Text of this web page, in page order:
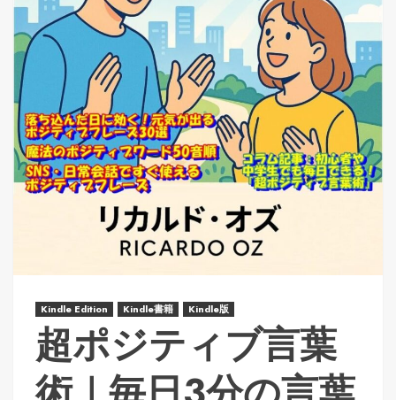
Kindle Edition Kindle書籍 Kindle版
超ポジティブ言葉